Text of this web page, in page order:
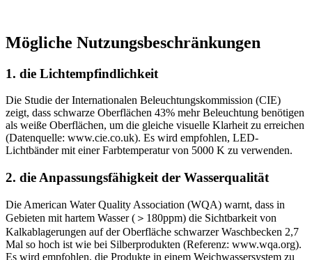
Mögliche Nutzungsbeschränkungen
1. die Lichtempfindlichkeit
Die Studie der Internationalen Beleuchtungskommission (CIE)
zeigt, dass schwarze Oberflächen 43% mehr Beleuchtung benötigen
als weiße Oberflächen, um die gleiche visuelle Klarheit zu erreichen
(Datenquelle: www.cie.co.uk). Es wird empfohlen, LED-
Lichtbänder mit einer Farbtemperatur von 5000 K zu verwenden.
2. die Anpassungsfähigkeit der Wasserqualität
Die American Water Quality Association (WQA) warnt, dass in
Gebieten mit hartem Wasser (＞180ppm) die Sichtbarkeit von
Kalkablagerungen auf der Oberfläche schwarzer Waschbecken 2,7
Mal so hoch ist wie bei Silberprodukten (Referenz: www.wqa.org).
Es wird empfohlen, die Produkte in einem Weichwassersystem zu